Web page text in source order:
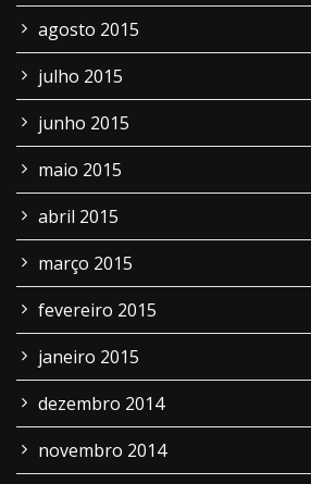
agosto 2015
julho 2015
junho 2015
maio 2015
abril 2015
março 2015
fevereiro 2015
janeiro 2015
dezembro 2014
novembro 2014